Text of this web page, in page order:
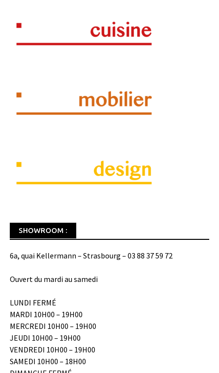
SHOWROOM :
6a, quai Kellermann – Strasbourg – 03 88 37 59 72
Ouvert du mardi au samedi
LUNDI FERMÉ
MARDI 10H00 – 19H00
MERCREDI 10H00 – 19H00
JEUDI 10H00 – 19H00
VENDREDI 10H00 – 19H00
SAMEDI 10H00 – 18H00